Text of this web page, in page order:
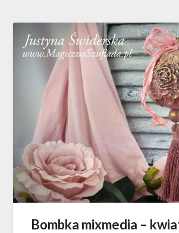
Bombka mixmedia –